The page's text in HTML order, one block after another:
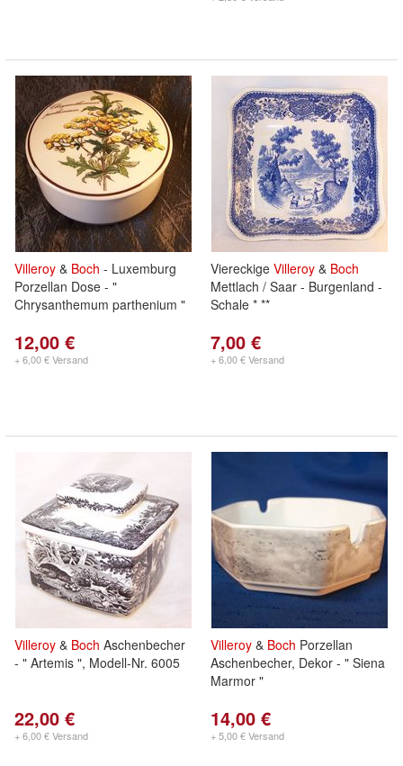
Villeroy & Boch - Luxemburg
Porzellan Dose - "
Chrysanthemum parthenium "
12,00 €
+ 6,00 € Versand
Viereckige Villeroy & Boch
Mettlach / Saar - Burgenland -
Schale * **
7,00 €
+ 6,00 € Versand
Villeroy & Boch Aschenbecher
- " Artemis ", Modell-Nr. 6005
22,00 €
+ 6,00 € Versand
Villeroy & Boch Porzellan
Aschenbecher, Dekor - " Siena
Marmor "
14,00 €
+ 5,00 € Versand